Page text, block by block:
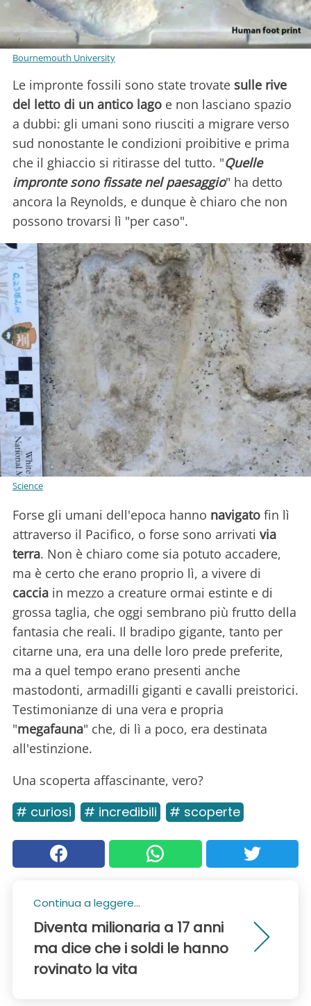
Bournemouth University
Le impronte fossili sono state trovate sulle rive
del letto di un antico lago e non lasciano spazio
a dubbi: gli umani sono riusciti a migrare verso
sud nonostante le condizioni proibitive e prima
che il ghiaccio si ritirasse del tutto. "Quelle
impronte sono fissate nel paesaggio" ha detto
ancora la Reynolds, e dunque è chiaro che non
possono trovarsi lì "per caso".
Science
Forse gli umani dell'epoca hanno navigato fin lì
attraverso il Pacifico, o forse sono arrivati via
terra. Non è chiaro come sia potuto accadere,
ma è certo che erano proprio lì, a vivere di
caccia in mezzo a creature ormai estinte e di
grossa taglia, che oggi sembrano più frutto della
fantasia che reali. Il bradipo gigante, tanto per
citarne una, era una delle loro prede preferite,
ma a quel tempo erano presenti anche
mastodonti, armadilli giganti e cavalli preistorici.
Testimonianze di una vera e propria
"megafauna" che, di lì a poco, era destinata
all'estinzione.
Una scoperta affascinante, vero?
# curiosi # incredibili # scoperte
Continua a leggere...
Diventa milionaria a 17 anni
ma dice che i soldi le hanno
rovinato la vita